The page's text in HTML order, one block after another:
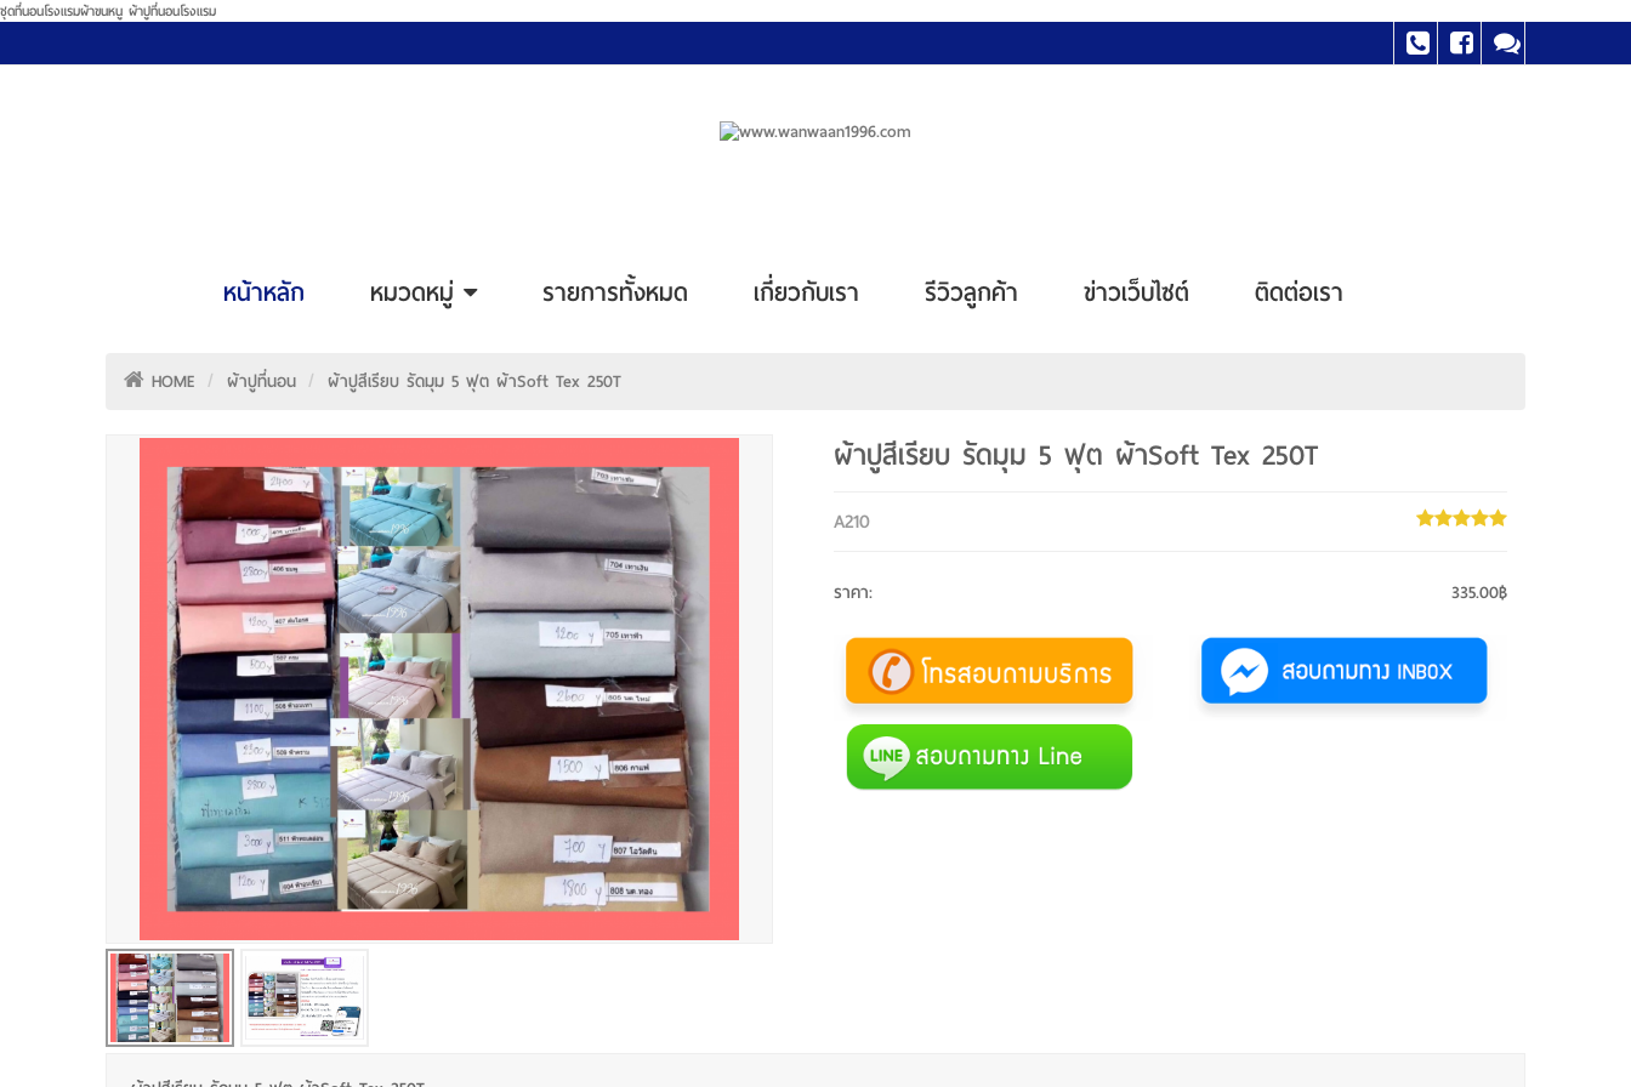
ชุดที่นอนโรงแรมผ้าขนหนู ผ้าปูที่นอนโรงแรม
หน้าหลัก หมวดหมู่ รายการทั้งหมด เกี่ยวกับเรา รีวิวลูกค้า ข่าวเว็บไซต์ ติดต่อเรา
HOME ผ้าปูที่นอน ผ้าปูสีเรียบ รัดมุม 5 ฟุต ผ้าSoft Tex 250T
ผ้าปูสีเรียบ รัดมุม 5 ฟุต ผ้าSoft Tex 250T
A210
ราคา: 335.00฿